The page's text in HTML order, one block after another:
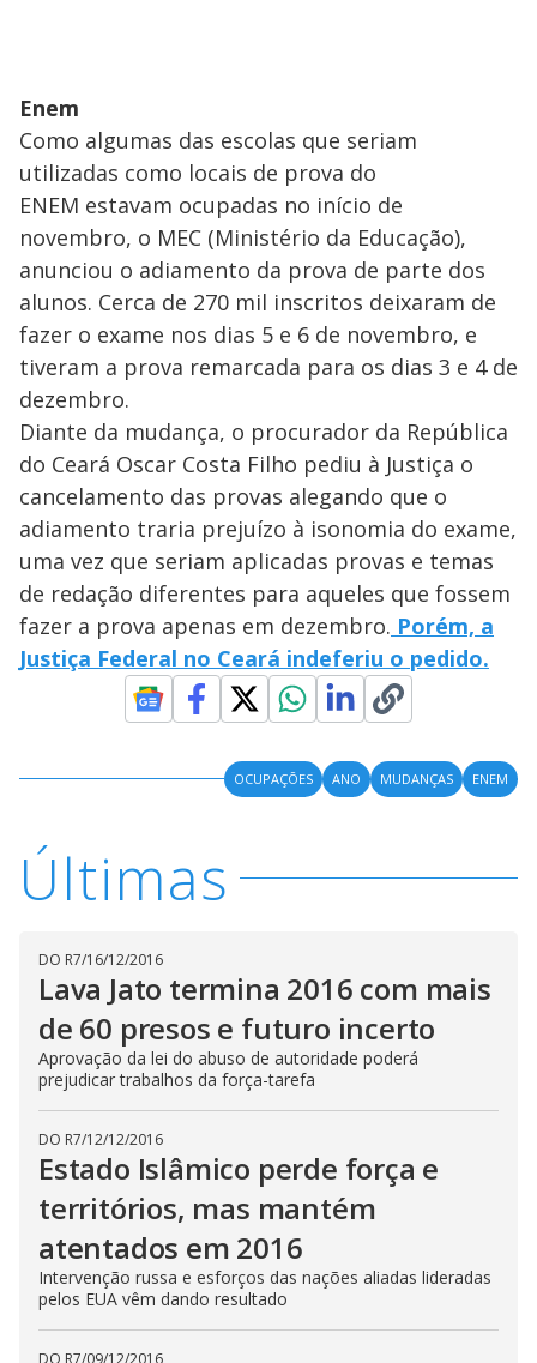
Enem
Como algumas das escolas que seriam
utilizadas como locais de prova do
ENEM estavam ocupadas no início de
novembro, o MEC (Ministério da Educação),
anunciou o adiamento da prova de parte dos
alunos. Cerca de 270 mil inscritos deixaram de
fazer o exame nos dias 5 e 6 de novembro, e
tiveram a prova remarcada para os dias 3 e 4 de
dezembro.
Diante da mudança, o procurador da República
do Ceará Oscar Costa Filho pediu à Justiça o
cancelamento das provas alegando que o
adiamento traria prejuízo à isonomia do exame,
uma vez que seriam aplicadas provas e temas
de redação diferentes para aqueles que fossem
fazer a prova apenas em dezembro. Porém, a
Justiça Federal no Ceará indeferiu o pedido.
OCUPAÇÕES ANO MUDANÇAS ENEM
Últimas
DO R7/16/12/2016
Lava Jato termina 2016 com mais
de 60 presos e futuro incerto
Aprovação da lei do abuso de autoridade poderá
prejudicar trabalhos da força-tarefa
DO R7/12/12/2016
Estado Islâmico perde força e
territórios, mas mantém
atentados em 2016
Intervenção russa e esforços das nações aliadas lideradas
pelos EUA vêm dando resultado
DO R7/09/12/2016